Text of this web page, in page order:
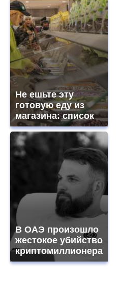
Не ешьте эту
готовую еду из
магазина: список
В ОАЭ произошло
жестокое убийство
криптомиллионера